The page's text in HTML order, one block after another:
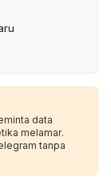
data
melamar.
tanpa